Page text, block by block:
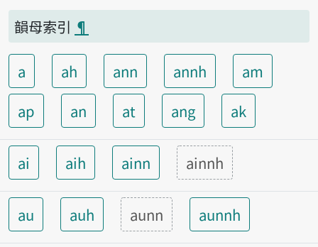
韻母索引 ¶
a ah ann annh
am
ap
an at ang ak
ai aih ainn ainnh
au auh aunn aunnh